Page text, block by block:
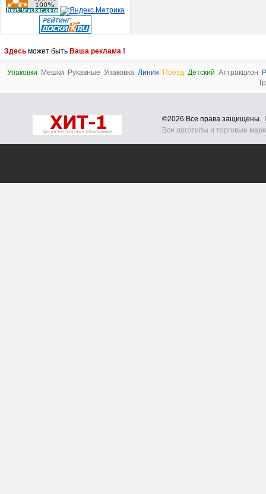
Здесь может быть Ваша реклама !
Упаковки Мешки Рукавные Упаковка Линия Поезд Детский Аттракцион
©2026 Все права защищены.
Все логотипы и торговые